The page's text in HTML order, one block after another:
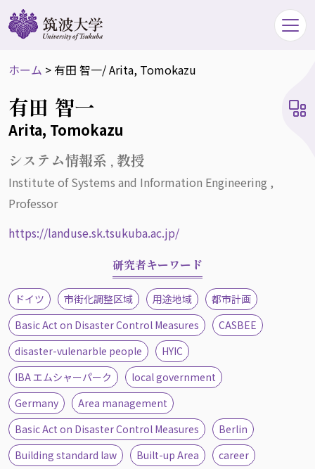
ホーム > 有田 智一/ Arita, Tomokazu
有田 智一
Arita, Tomokazu
システム情報系 , 教授
Institute of Systems and Information Engineering ,
Professor
https://landuse.sk.tsukuba.ac.jp/
研究者キーワード
ドイツ 市街化調整区域 用途地域
都市計画
Basic Act on Disaster Control Measures
CASBEE
disaster-vulenarble people
HYIC
IBA エムシャーパーク
local government
Germany
Area management
Basic Act on Disaster Control Measures
Berlin
Building standard law
Built-up Area
career